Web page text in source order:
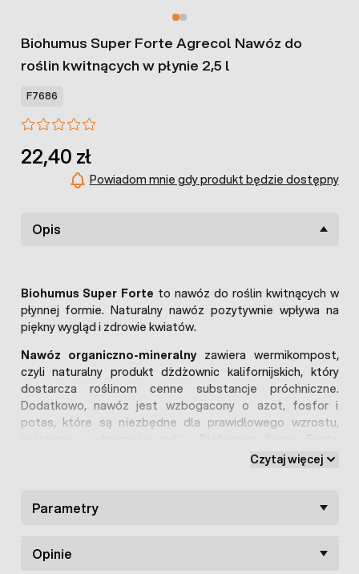
Biohumus Super Forte Agrecol Nawóz do
roślin kwitnących w płynie 2,5 l
F7686
22,40 zł
Powiadom mnie gdy produkt będzie dostępny
Opis
Biohumus Super Forte to nawóz do roślin kwitnących w
płynnej formie. Naturalny nawóz pozytywnie wpływa na
piękny wygląd i zdrowie kwiatów.
Nawóz organiczno-mineralnyzawiera wermikompost,
czyli naturalny produkt dżdżownic kalifornijskich, który
dostarcza roślinom cenne substancje próchniczne.
Dodatkowo, nawóz jest wzbogacony o azot, fosfor i
potas, które są niezbędne dla prawidłowego wzrostu,
nadaje się do stosowania zarówno w domu, na
Czytaj więcej
Parametry
Opinie